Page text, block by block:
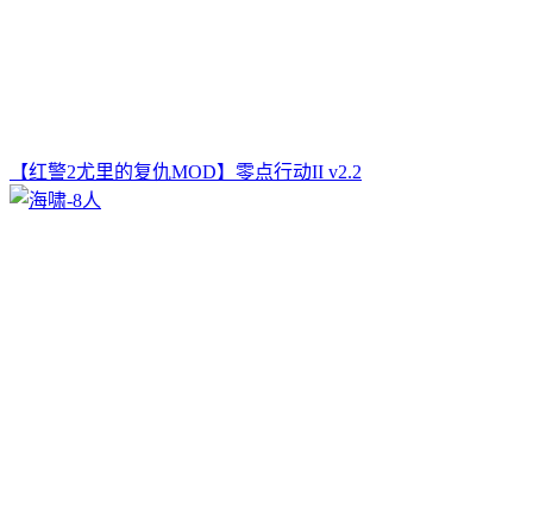
【红警2尤里的复仇MOD】零点行动II v2.2